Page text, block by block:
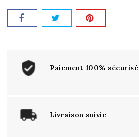
Paiement 100% sécurisé
Livraison suivie